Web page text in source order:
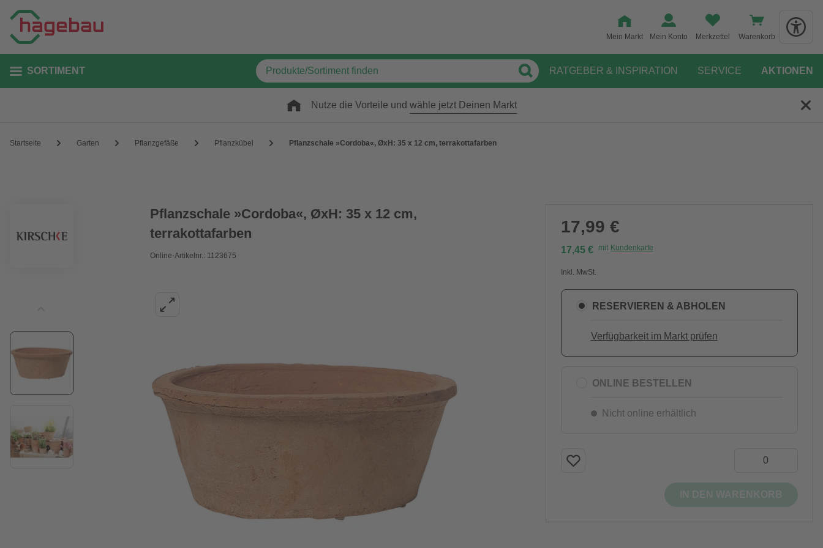
Mein Markt Mein Konto Merkzettel Warenkorb
SORTIMENT RATGEBER & INSPIRATION SERVICE AKTIONEN
Nutze die Vorteile und wähle jetzt Deinen Markt
Startseite Garten Pflanzgefäße Pflanzkübel Pflanzschale »Cordoba«, ØxH: 35 x 12 cm, terrakottafarben
Pflanzschale »Cordoba«, ØxH: 35 x 12 cm,
terrakottafarben
Online-Artikelnr.: 1123675
17,99 €
17,45 € mit Kundenkarte
Inkl. MwSt.
RESERVIEREN & ABHOLEN
Verfügbarkeit im Markt prüfen
ONLINE BESTELLEN
Nicht online erhältlich